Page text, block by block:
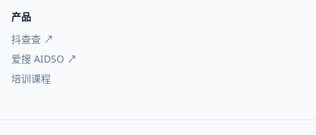
产品
抖查查 ↗
爱搜 AIDSO ↗
培训课程